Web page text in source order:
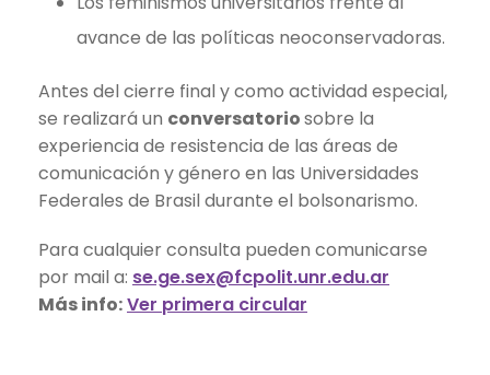
avance de las políticas neoconservadoras.
Antes del cierre final y como actividad especial,
se realizará un conversatoriosobre la
experiencia de resistencia de las áreas de
comunicación y género en las Universidades
Federales de Brasil durante el bolsonarismo.
Para cualquier consulta pueden comunicarse
por mail a: se.ge.sex@fcpolit.unr.edu.ar
Más info:Ver primera circular